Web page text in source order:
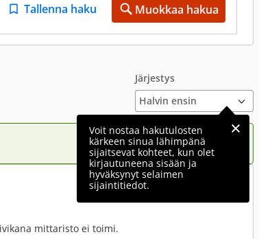
Tallenna haku Muokkaa hakua
Järjestys
Voit nostaa hakutulosten
kärkeen sinua lähimpänä
sijaitsevat kohteet, kun olet
kirjautuneena sisään ja
hyväksynyt selaimen
sijaintitiedot.
mittaristo ei toimi.